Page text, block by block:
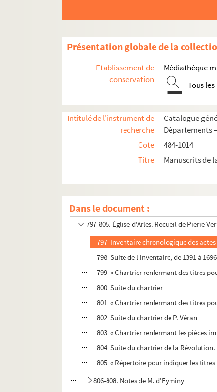
Présentation globale de la
Etablissement de
conservation
Médiathèque
Tous
Intitulé de l'instrument de
recherche
Catalogue
Départements
Cote
484-1014
Titre
Manuscrits de
Dans le document :
779. Mémoires sur la mer et l'histoire
781-784. « Annales de la ville d'Arles ou
785. Rubrique des Annales d'Arles, par P.
786. Dictionnaire chronologique,
787. Notes sur les Aliscamps, par E.
788. Notes sur le Musée lapidaire
789. Recueil de François et Marius Huard,
790. Catalogue du Musée lapidaire, par
792-795. Recherches pour servir à
796. « Recueil des bâtiments, statues,
797-805. Église d'Arles. Recueil de Pierre
797. Inventaire chronologique des actes
798. Suite de l'inventaire, de 1391 à 1696
799. « Chartrier renfermant des titres
800. Suite du chartrier
801. « Chartrier renfermant des titres
802. Suite du chartrier de P. Véran
803. « Chartrier renfermant les pièces
804. Suite du chartrier de la
805. « Répertoire pour indiquer les
806-808. Notes de M. d'Eyminy